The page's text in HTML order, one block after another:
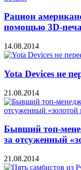
Рацион
помощью 3D-
14.08.2014
Yota Devices не
21.08.2014
Бывший топ-
за отсуженный
21.08.2014